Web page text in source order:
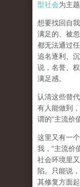
型社会为主
想要找回自
满足的、被
都无法通过
追名逐利、
说，名誉、
满足感。
认清这些替
有人能做到
谓的“主流价
这里又有一
我， “主流价
社会环境里
陷。只能说，
其修复方面